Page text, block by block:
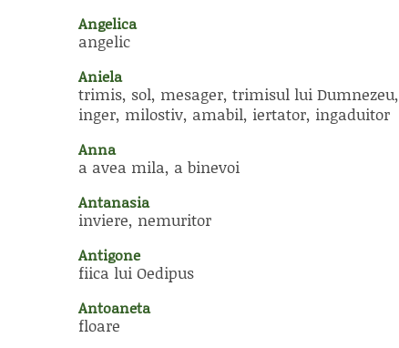
Angelica
angelic
Aniela
trimis, sol, mesager, trimisul lui Dumnezeu,
inger, milostiv, amabil, iertator, ingaduitor
Anna
a avea mila, a binevoi
Antanasia
inviere, nemuritor
Antigone
fiica lui Oedipus
Antoaneta
floare